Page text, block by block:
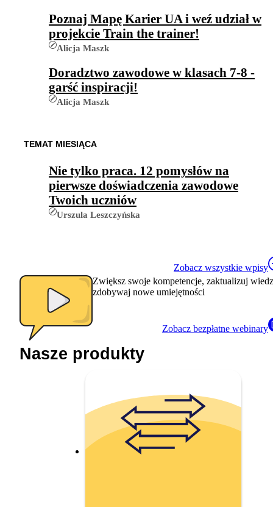
Poznaj Mapę Karier UA i weź udział w
projekcie Train the trainer!
Alicja Maszk
Doradztwo zawodowe w klasach 7-8 -
garść inspiracji!
Alicja Maszk
TEMAT MIESIĄCA
Nie tylko praca. 12 pomysłów na
pierwsze doświadczenia zawodowe
Twoich uczniów
Urszula Leszczyńska
Zobacz wszystkie wpisy
Zwiększ swoje kompetencje, zaktualizuj
zdobywaj nowe umiejętności
Zobacz bezpłatne webinary
Nasze produkty